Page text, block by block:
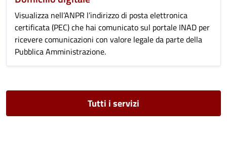
Visualizza nell’ANPR l’indirizzo di posta elettronica
certificata (PEC) che hai comunicato sul portale INAD per
ricevere comunicazioni con valore legale da parte della
Pubblica Amministrazione.
Tutti i servizi